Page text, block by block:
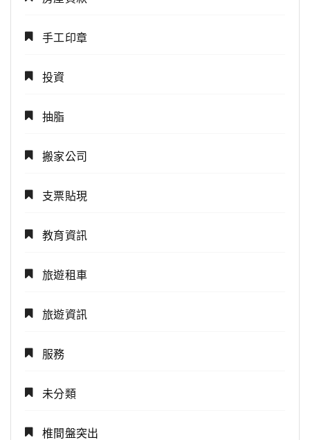
手工印章
投資
抽脂
搬家公司
支票貼現
教育資訊
旅遊租車
旅遊資訊
服務
未分類
椎間盤突出